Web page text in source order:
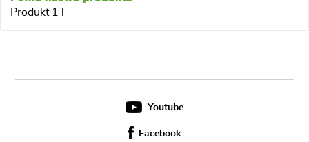
Produkt 1 l
Youtube
Facebook